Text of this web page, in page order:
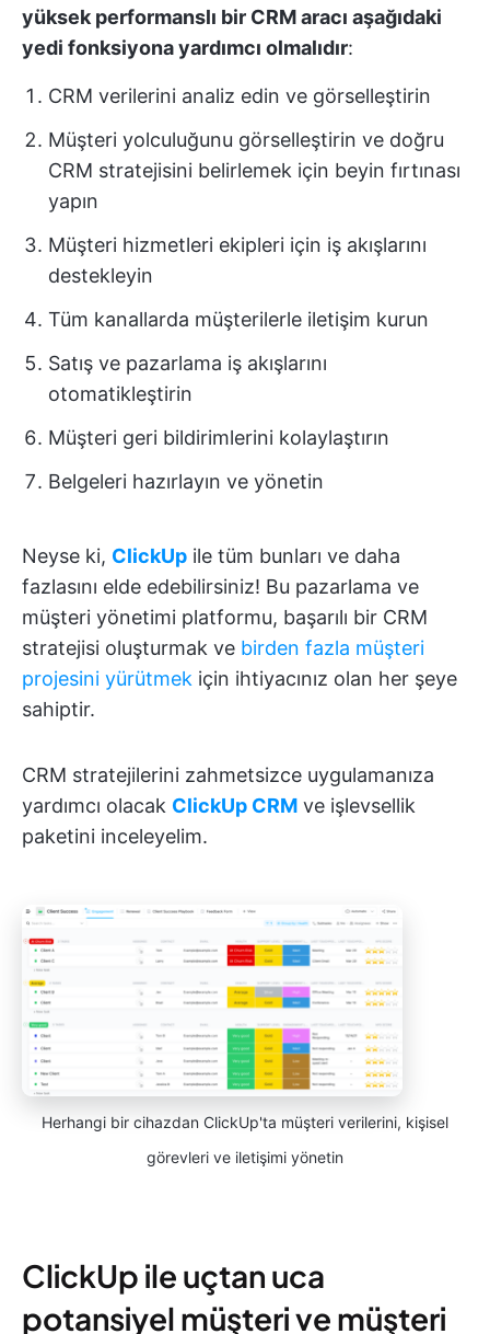
yüksek performanslı bir CRM aracı aşağıdaki
yedi fonksiyona yardımcı olmalıdır:
CRM verilerini analiz edin ve görselleştirin
Müşteri yolculuğunu görselleştirin ve doğru
CRM stratejisini belirlemek için beyin fırtınası
yapın
Müşteri hizmetleri ekipleri için iş akışlarını
destekleyin
Tüm kanallarda müşterilerle iletişim kurun
Satış ve pazarlama iş akışlarını
otomatikleştirin
Müşteri geri bildirimlerini kolaylaştırın
Belgeleri hazırlayın ve yönetin
Neyse ki, ClickUp ile tüm bunları ve daha
fazlasını elde edebilirsiniz! Bu pazarlama ve
müşteri yönetimi platformu, başarılı bir CRM
stratejisi oluşturmak ve birden fazla müşteri
projesini yürütmek için ihtiyacınız olan her şeye
sahiptir.
CRM stratejilerini zahmetsizce uygulamanıza
yardımcı olacak ClickUp CRM ve işlevsellik
paketini inceleyelim.
Herhangi bir cihazdan ClickUp'ta müşteri verilerini, kişisel
görevleri ve iletişimi yönetin
ClickUp ile uçtan uca
potansiyel müşteri ve müşteri